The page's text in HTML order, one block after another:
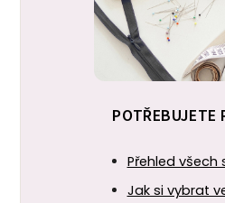
POTŘEBUJETE
Přehled všech
Jak si vybrat